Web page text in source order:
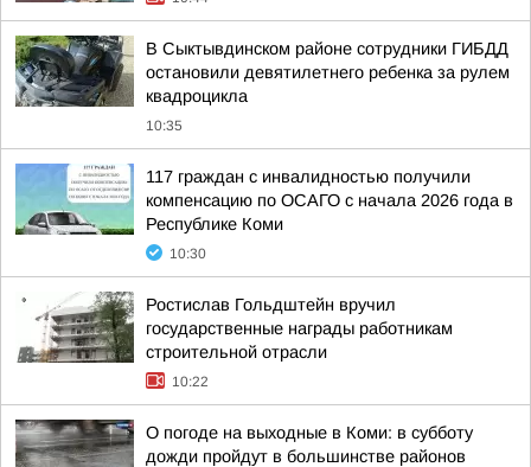
В Сыктывдинском районе сотрудники ГИБДД
остановили девятилетнего ребенка за рулем
квадроцикла
10:35
117 граждан с инвалидностью получили
компенсацию по ОСАГО с начала 2026 года в
Республике Коми
10:30
Ростислав Гольдштейн вручил
государственные награды работникам
строительной отрасли
10:22
О погоде на выходные в Коми: в субботу
дожди пройдут в большинстве районов